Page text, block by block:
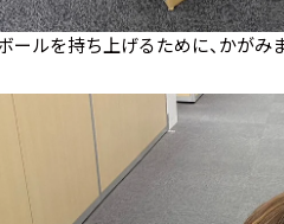
ールを持ち上げるために、かがみ